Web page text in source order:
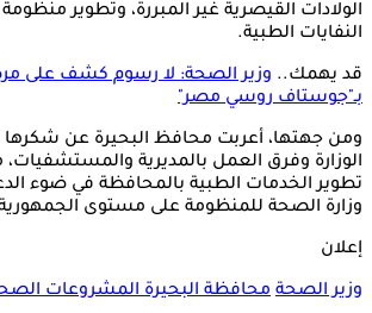
الولادات القيصرية غير المبررة، وتطوير
النفايات الطبية.
قد يهمك.. وزير الصحة: لا رسوم كشف على
بـ"جوستاف روسي مصر"
ومن جهتها، أعربت محافظ البحيرة عن شكرها
الوزارة وفرق العمل بالمديرية
تطوير الخدمات الطبية بالمحافظة في ضوء
وزارة الصحة للمنظومة على مستوى
إعلان
وزير الصحة محافظة البحيرةالمشروعات